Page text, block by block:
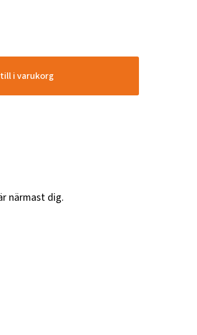
i varukorg
närmast dig.